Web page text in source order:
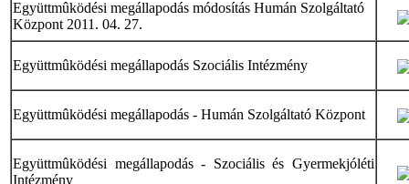
Együttmûködési megállapodás módosítás Humán Szolgáltató
Központ 2011. 04. 27.
Együttmûködési megállapodás Szociális Intézmény
Együttmûködési megállapodás - Humán Szolgáltató Központ
Együttmûködési megállapodás - Szociális és Gyermekjóléti
Intézmény